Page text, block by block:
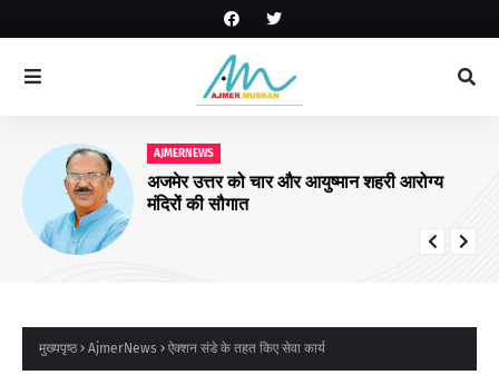
AJMERNEWS
अजमेर उत्तर को चार और आयुष्मान शहरी आरोग्य
मंदिरों की सौगात
मुख्यपृष्ठ AjmerNews ऐक्शन संडे के तहत किए सेवा कार्य